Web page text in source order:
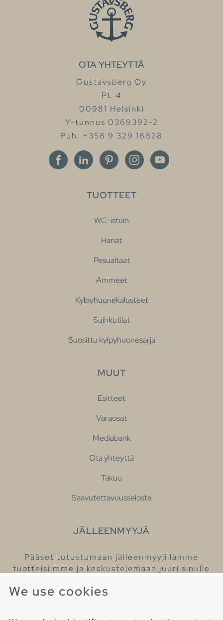
We use cookies
OTA YHTEYTTÄ
Gustavsberg Oy
PL 4
00981 Helsinki
Y-tunnus 0369392-2
Puh. +358 9 329 18828
TUOTTEET
WC-istuin
Hanat
Pesualtaat
Ammeet
Kylpyhuonekalusteet
Suihkutilat
Suosittu kylpyhuonesarja
MUUT
Esitteet
Varaosat
Mediabank
Ota yhteyttä
Takuu
Saavutettavuusseloste
JÄLLEENMYYJÄ
Pääset tutustumaan jälleenmyyjillämme
tuotteisiimme ja keskustelemaan juuri sinulle